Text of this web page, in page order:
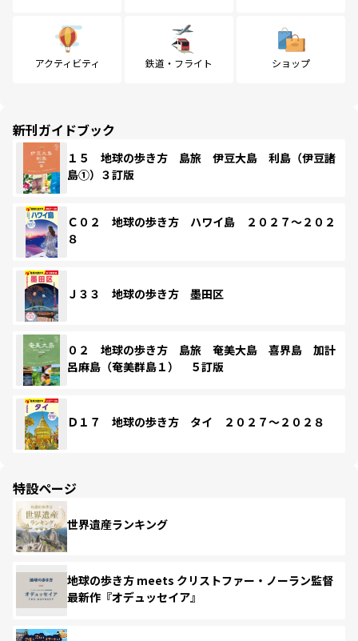
アクティビティ 鉄道・フライト ショップ
新刊ガイドブック
１５ 地球の歩き方 島旅 伊豆大島 利島（伊豆諸
島①）３訂版
Ｃ０２ 地球の歩き方 ハワイ島 ２０２７～２０２
８
Ｊ３３ 地球の歩き方 墨田区
０２ 地球の歩き方 島旅 奄美大島 喜界島 加計
呂麻島（奄美群島１） ５訂版
Ｄ１７ 地球の歩き方 タイ ２０２７～２０２８
特設ページ
世界遺産ランキング
地球の歩き方 meets クリストファー・ノーラン監督
最新作『オデュッセイア』